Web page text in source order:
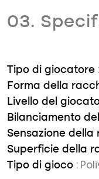
03.
Tipo di giocatore
Forma della
Livello del
Bilanciamento
Sensazione
Superficie della
Tipo di gioco :